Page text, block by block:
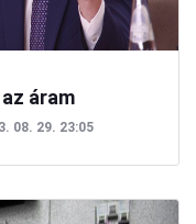
áram
08. 29. 23:05